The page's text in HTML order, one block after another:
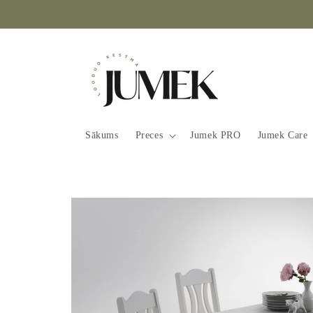
juurde
Sākums Preces Jumek PRO Jumek Care